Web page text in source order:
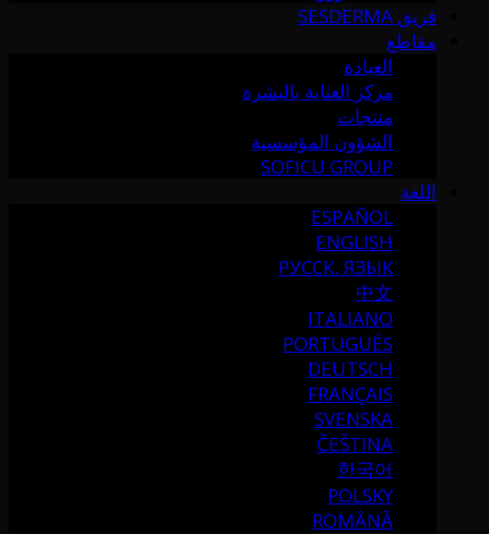
فريق SESDERMA
مقاطع
العيادة
مركز العناية بالبشرة
منتجات
الشؤون المؤسسية
SOFICU GROUP
اللغة
ESPAÑOL
ENGLISH
РУССК. ЯЗЫК
中文
ITALIANO
PORTUGUÉS
DEUTSCH
FRANÇAIS
SVENSKA
ČEŠTINA
한국어
POLSKY
ROMÂNĂ